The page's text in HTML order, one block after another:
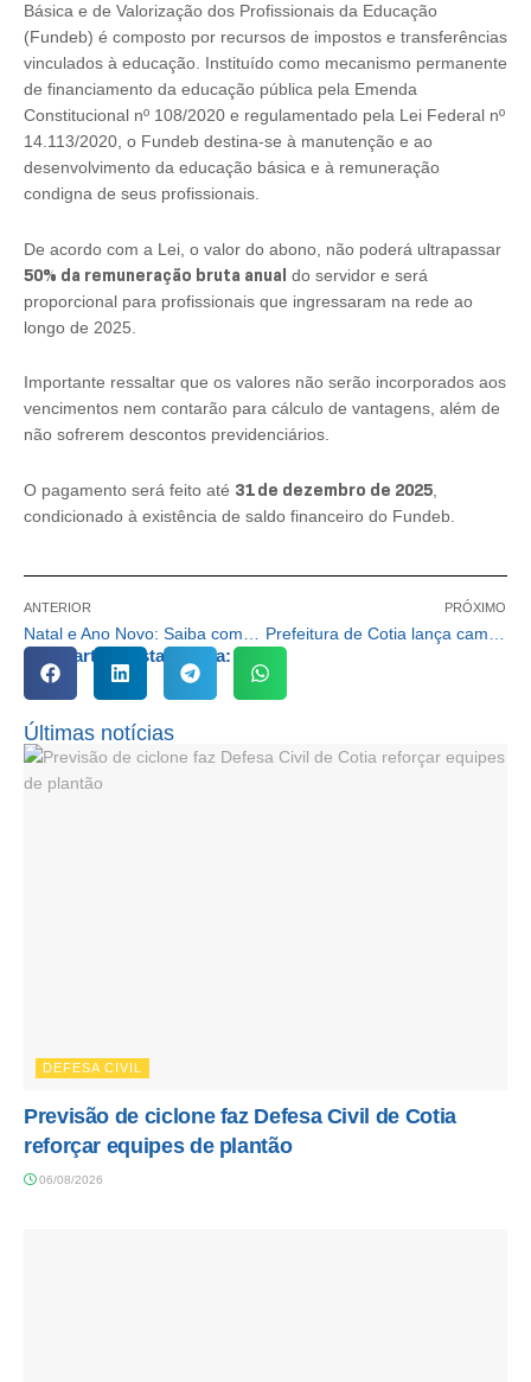
Básica e de Valorização dos Profissionais da Educação
(Fundeb) é composto por recursos de impostos e transferências
vinculados à educação. Instituído como mecanismo permanente
de financiamento da educação pública pela Emenda
Constitucional nº 108/2020 e regulamentado pela Lei Federal nº
14.113/2020, o Fundeb destina-se à manutenção e ao
desenvolvimento da educação básica e à remuneração
condigna de seus profissionais.
De acordo com a Lei, o valor do abono, não poderá ultrapassar
50% da remuneração bruta anual do servidor e será
proporcional para profissionais que ingressaram na rede ao
longo de 2025.
Importante ressaltar que os valores não serão incorporados aos
vencimentos nem contarão para cálculo de vantagens, além de
não sofrerem descontos previdenciários.
O pagamento será feito até 31 de dezembro de 2025
condicionado à existência de saldo financeiro do Fundeb.
ANTERIOR PRÓXIMO
Compartilhe esta notícia:
Últimas notícias
DEFESA CIVIL
Previsão de ciclone faz Defesa Civil de Cotia
reforçar equipes de plantão
06/08/2026